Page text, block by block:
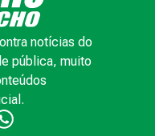
notícias do
pública, muito